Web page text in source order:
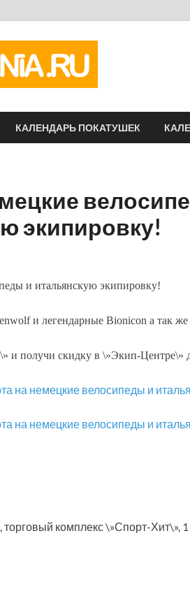
КАЛЕНДАРЬ ПОКАТУШЕК
экипировку!
и итальянскую экипировку!
и легендарные Bionicon а так
и получи скидку в \»Экип-Центре\»
торговый комплекс \»Спорт-Хит\»,